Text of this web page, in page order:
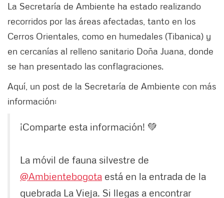
La Secretaría de Ambiente ha estado realizando
recorridos por las áreas afectadas, tanto en los
Cerros Orientales, como en humedales (Tibanica) y
en cercanías al relleno sanitario Doña Juana, donde
se han presentado las conflagraciones.
Aquí, un post de la Secretaría de Ambiente con más
información:
¡Comparte esta información! 💚
La móvil de fauna silvestre de
@Ambientebogota está en la entrada de la
quebrada La Vieja. Si llegas a encontrar